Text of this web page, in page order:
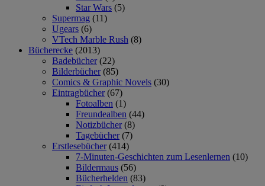
Star Wars (5)
Supermag (11)
Ugears (6)
VTech Marble Rush (8)
Bücherecke (2013)
Badebücher (22)
Bilderbücher (85)
Comics & Graphic Novels (30)
Eintragbücher (67)
Fotoalben (1)
Freundealben (44)
Notizbücher (8)
Tagebücher (7)
Erstlesebücher (414)
7-Minuten-Geschichten zum Lesenlernen (10)
Bildermaus (56)
Bücherhelden (83)